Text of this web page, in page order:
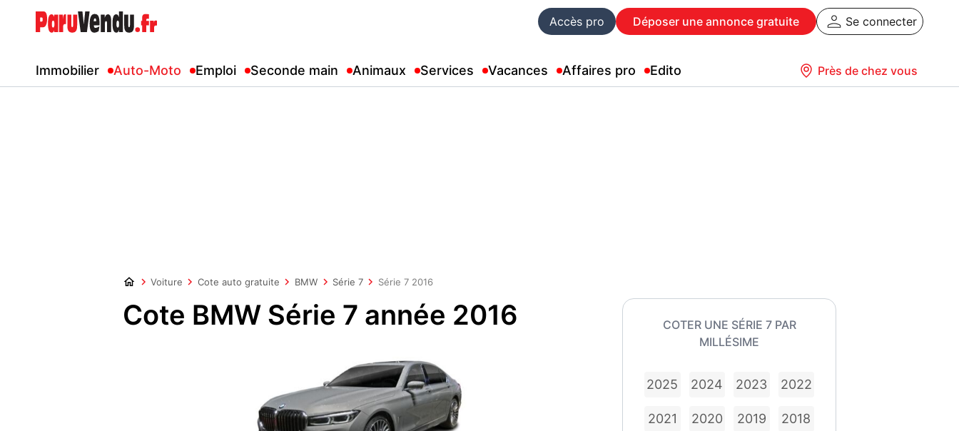
Accès pro Déposer une annonce gratuite Se connecter
Immobilier Auto-Moto Emploi Seconde main Animaux Services Vacances Affaires pro Edito Près de chez vous
Voiture Cote auto gratuite BMW Série 7 Série 7 2016
Cote BMW Série 7 année 2016
COTER UNE SÉRIE 7 PAR
MILLÉSIME
2025 2024 2023 2022
2021 2020 2019 2018